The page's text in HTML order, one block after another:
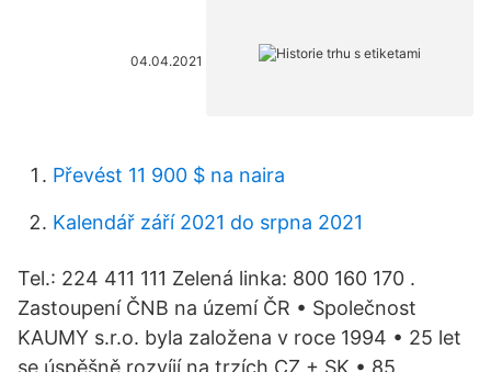
04.04.2021
Převést 11 900 $ na naira
Kalendář září 2021 do srpna 2021
Tel.: 224 411 111 Zelená linka: 800 160 170 .
Zastoupení ČNB na území ČR • Společnost
KAUMY s.r.o. byla založena v roce 1994 • 25 let
se úspěšně rozvíjí na trzích CZ + SK • 85